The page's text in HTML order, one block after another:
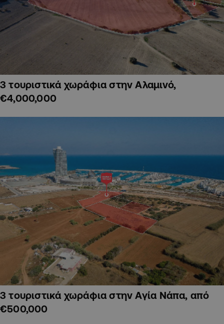
3 τουριστικά χωράφια στην Αλαμινό,
€4,000,000
3 τουριστικά χωράφια στην Αγία Νάπα, από
€500,000